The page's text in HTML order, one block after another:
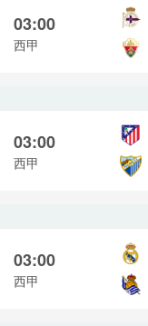
03:00
西甲
03:00
西甲
03:00
西甲